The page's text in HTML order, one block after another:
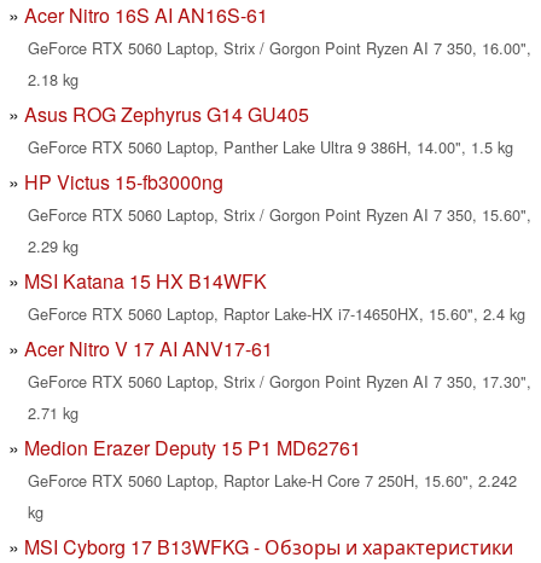
Acer Nitro 16S AI AN16S-61
GeForce RTX 5060 Laptop, Strix / Gorgon Point Ryzen AI 7 350, 16.00",
2.18 kg
Asus ROG Zephyrus G14 GU405
GeForce RTX 5060 Laptop, Panther Lake Ultra 9 386H, 14.00", 1.5 kg
HP Victus 15-fb3000ng
GeForce RTX 5060 Laptop, Strix / Gorgon Point Ryzen AI 7 350, 15.60",
2.29 kg
MSI Katana 15 HX B14WFK
GeForce RTX 5060 Laptop, Raptor Lake-HX i7-14650HX, 15.60", 2.4 kg
Acer Nitro V 17 AI ANV17-61
GeForce RTX 5060 Laptop, Strix / Gorgon Point Ryzen AI 7 350, 17.30",
2.71 kg
Medion Erazer Deputy 15 P1 MD62761
GeForce RTX 5060 Laptop, Raptor Lake-H Core 7 250H, 15.60", 2.242
kg
MSI Cyborg 17 B13WFKG - Обзоры и характеристики